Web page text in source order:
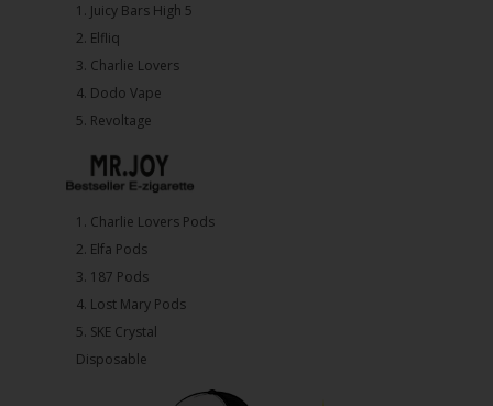
1.⁠ ⁠Juicy Bars High 5
2.⁠ ⁠⁠Elfliq
3.⁠ ⁠⁠Charlie Lovers
4.⁠ ⁠⁠Dodo Vape
5. ⁠Revoltage
1.⁠ ⁠Charlie Lovers Pods
2.⁠ ⁠⁠Elfa Pods
3.⁠ ⁠⁠187 Pods
4.⁠ ⁠⁠Lost Mary Pods
5.⁠ ⁠⁠SKE Crystal
Disposable